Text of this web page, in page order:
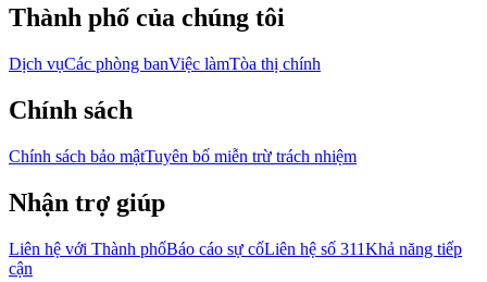
Thành phố của chúng tôi
Dịch vụCác phòng banViệc làmTòa thị chính
Chính sách
Chính sách bảo mậtTuyên bố miễn trừ trách nhiệm
Nhận trợ giúp
Liên hệ với Thành phốBáo cáo sự cốLiên hệ số 311Khả năng tiếp
cận